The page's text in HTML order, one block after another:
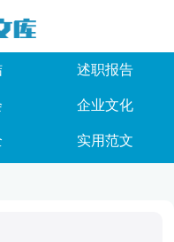
述职报告
企业文化
实用范文